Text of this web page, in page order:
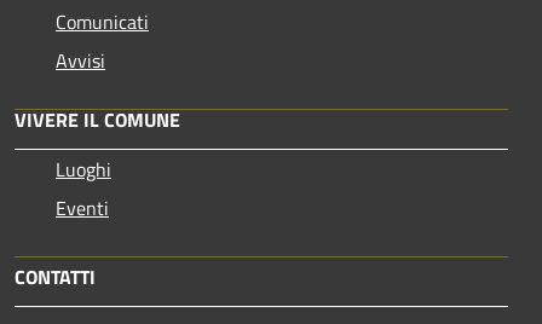
Comunicati
Avvisi
VIVERE IL COMUNE
Luoghi
Eventi
CONTATTI